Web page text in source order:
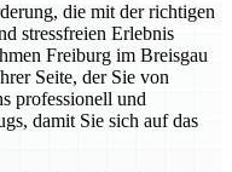
die mit der richtigen
stressfreien Erlebnis
Freiburg im Breisgau
Seite, der Sie von
professionell und
damit Sie sich auf das